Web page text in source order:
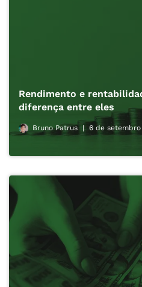
Rendimento e
diferença entre eles
Bruno Patrus 6 de setembro